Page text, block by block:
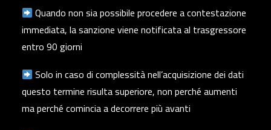
Quando non sia possibile procedere a contestazione
immediata, la sanzione viene notificata al trasgressore
entro 90 giorni
Solo in caso di complessità nell’acquisizione dei dati
questo termine risulta superiore, non perché aumenti
ma perché comincia a decorrere più avanti